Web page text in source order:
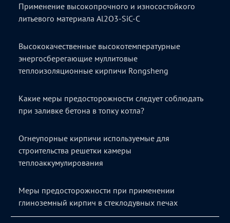
Применение высокопрочного и износостойкого
литьевого материала Al2O3-SiC-C
Высококачественные высокотемпературные
энергосберегающие муллитовые
теплоизоляционные кирпичи Rongsheng
Какие меры предосторожности следует соблюдать
при заливке бетона в топку котла?
Огнеупорные кирпичи используемые для
строительства решетки камеры
теплоаккумулирования
Меры предосторожности при применении
глиноземный кирпич в стеклодувных печах